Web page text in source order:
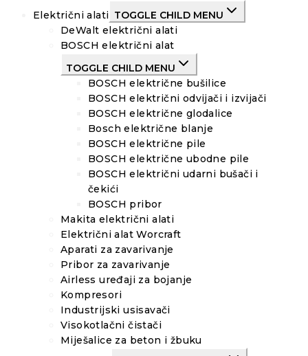
Električni alati TOGGLE CHILD MENU
DeWalt električni alati
BOSCH električni alat
TOGGLE CHILD MENU
BOSCH električne bušilice
BOSCH električni odvijači i izvijači
BOSCH električne glodalice
Bosch električne blanje
BOSCH električne pile
BOSCH električne ubodne pile
BOSCH električni udarni bušači i
čekići
BOSCH pribor
Makita električni alati
Električni alat Worcraft
Aparati za zavarivanje
Pribor za zavarivanje
Airless uređaji za bojanje
Kompresori
Industrijski usisavači
Visokotlačni čistači
Miješalice za beton i žbuku